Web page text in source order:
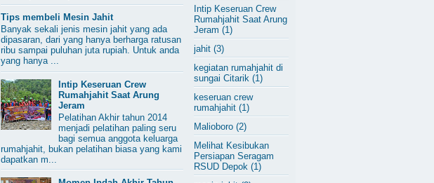
Tips membeli Mesin Jahit
Banyak sekali jenis mesin jahit yang ada
dipasaran, dari yang hanya berharga ratusan
ribu sampai puluhan juta rupiah. Untuk anda
yang hanya ...
Intip Keseruan Crew
Rumahjahit Saat Arung
Jeram
Pelatihan Akhir tahun 2014
menjadi pelatihan paling seru
bagi semua anggota keluarga
rumahjahit, bukan pelatihan biasa yang kami
dapatkan m...
Intip Keseruan Crew
Rumahjahit Saat Arung
Jeram (1)
jahit (3)
kegiatan rumahjahit di
sungai Citarik (1)
keseruan crew
rumahjahit (1)
Malioboro (2)
Melihat Kesibukan
Persiapan Seragam
RSUD Depok (1)